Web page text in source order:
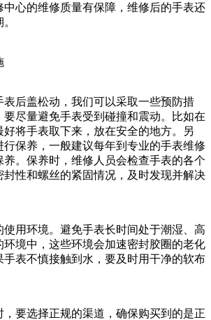
中心的维修质量有保障，维修后的手表还
表后盖松动，我们可以采取一些预防措
尽量避免手表受到碰撞和震动。比如在
将手表取下来，放在安全的地方。另
保养，一般建议每年到专业的手表维修
养。保养时，维修人员会检查手表的各个
封性和螺丝的紧固情况，及时发现并解决
使用环境。避免手表长时间处于潮湿、高
环境中，这些环境会加速密封胶圈的老化
手表不慎接触到水，要及时用干净的软布
，要选择正规的渠道，确保购买到的是正